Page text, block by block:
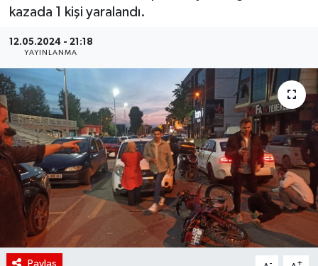
kazada 1 kişi yaralandı.
12.05.2024 - 21:18
YAYINLANMA
Paylaş - +